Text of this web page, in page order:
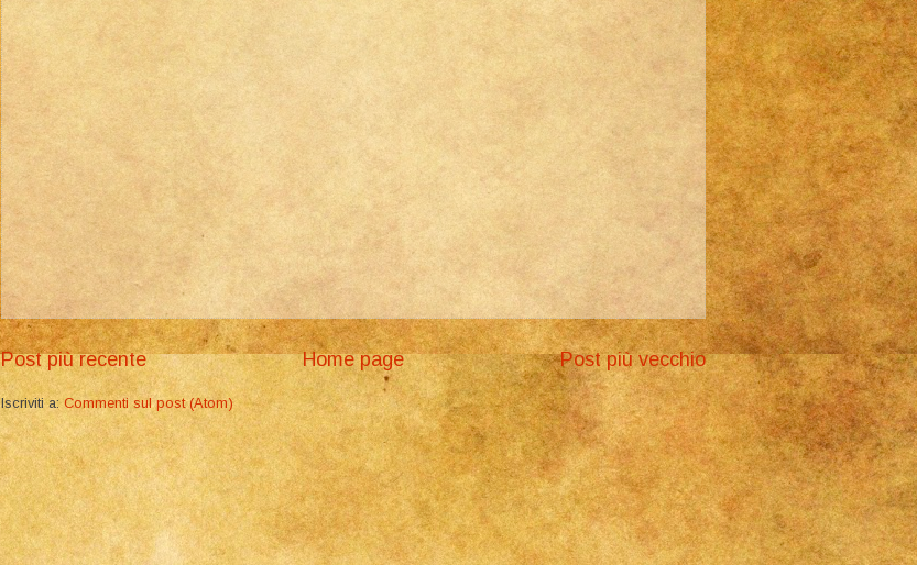
Post più recente Post più vecchio
Home page
Iscriviti a:Commenti sul post (Atom)